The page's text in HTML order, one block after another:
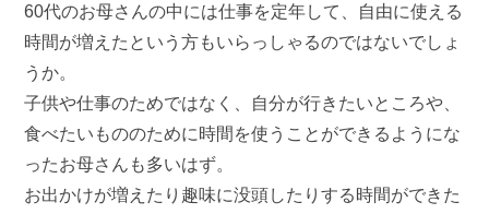
60代のお母さんの中には仕事を定年して、自由に使える
時間が増えたという方もいらっしゃるのではないでしょ
うか。
子供や仕事のためではなく、自分が行きたいところや、
食べたいもののために時間を使うことができるようにな
ったお母さんも多いはず。
お出かけが増えたり趣味に没頭したりする時間ができた